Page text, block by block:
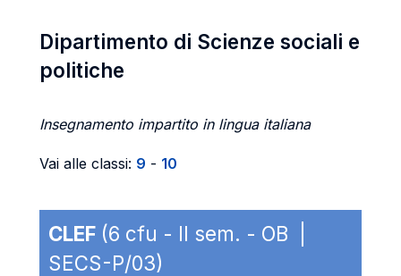
Dipartimento di Scienze sociali e
politiche
Insegnamento impartito in lingua italiana
Vai alle classi: 9 - 10
CLEF (6 cfu - II sem. - OB |
SECS-P/03)